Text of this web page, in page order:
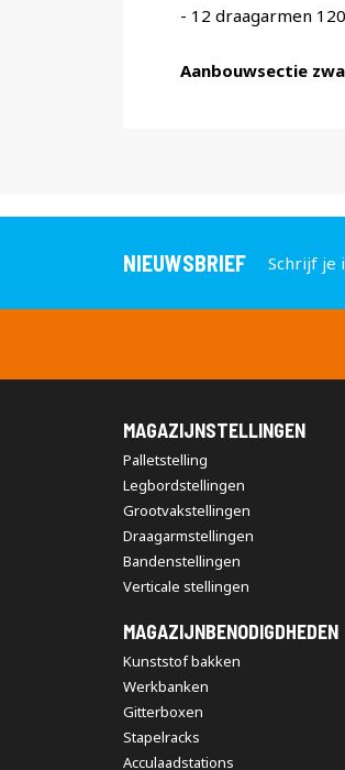
- 12 draagarmen
Aanbouwsectie
NIEUWSBRIEF Schrijf je
MAGAZIJNSTELLINGEN
Palletstelling
Legbordstellingen
Grootvakstellingen
Draagarmstellingen
Bandenstellingen
Verticale stellingen
MAGAZIJNBENODIGDHEDEN
Kunststof bakken
Werkbanken
Gitterboxen
Stapelracks
Acculaadstations